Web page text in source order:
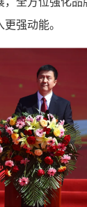
强动能。